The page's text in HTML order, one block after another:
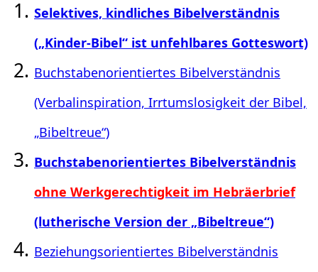
Selektives, kindliches Bibelverständnis
(„Kinder-Bibel“ ist unfehlbares Gotteswort)
Buchstabenorientiertes Bibelverständnis
(Verbalinspiration, Irrtumslosigkeit der Bibel,
„Bibeltreue“)
Buchstabenorientiertes Bibelverständnis
ohne Werkgerechtigkeit im Hebräerbrief
(lutherische Version der „Bibeltreue“)
Beziehungsorientiertes Bibelverständnis